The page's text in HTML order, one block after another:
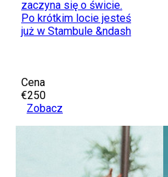
zaczyna się o świcie.
Po krótkim locie jesteś
już w Stambule &ndash
Cena
€250
Zobacz